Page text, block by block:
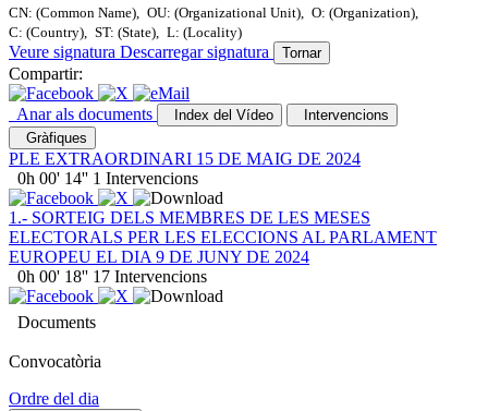
CN: (Common Name), OU: (Organizational Unit), O: (Organization),
C: (Country), ST: (State), L: (Locality)
Veure signatura Descarregar signatura Tornar
Compartir:
Anar als documents Index del Vídeo
Intervencions
Gràfiques
PLE EXTRAORDINARI 15 DE MAIG DE 2024
0h 00' 14'' 1 Intervencions
1.- SORTEIG DELS MEMBRES DE LES MESES
ELECTORALS PER LES ELECCIONS AL PARLAMENT
EUROPEU EL DIA 9 DE JUNY DE 2024
0h 00' 18'' 17 Intervencions
Documents
Convocatòria
Ordre del dia